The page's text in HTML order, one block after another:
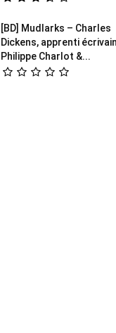
[BD] Mudlarks – Charles
Dickens, apprenti
Philippe Charlot &...